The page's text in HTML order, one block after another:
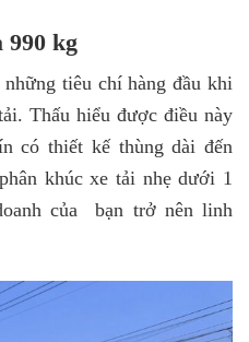
990 kg
tiêu chí hàng đầu khi
Thấu hiểu được điều này
có thiết kế thùng dài đến
khúc xe tải nhẹ dưới 1
của bạn trở nên linh